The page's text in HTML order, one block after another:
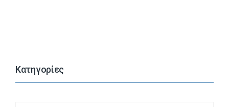
Kατηγορίες